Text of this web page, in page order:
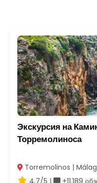
Экскурсия на
Торремолиноса
Torremolinos |
4.7/5 |
+11.189